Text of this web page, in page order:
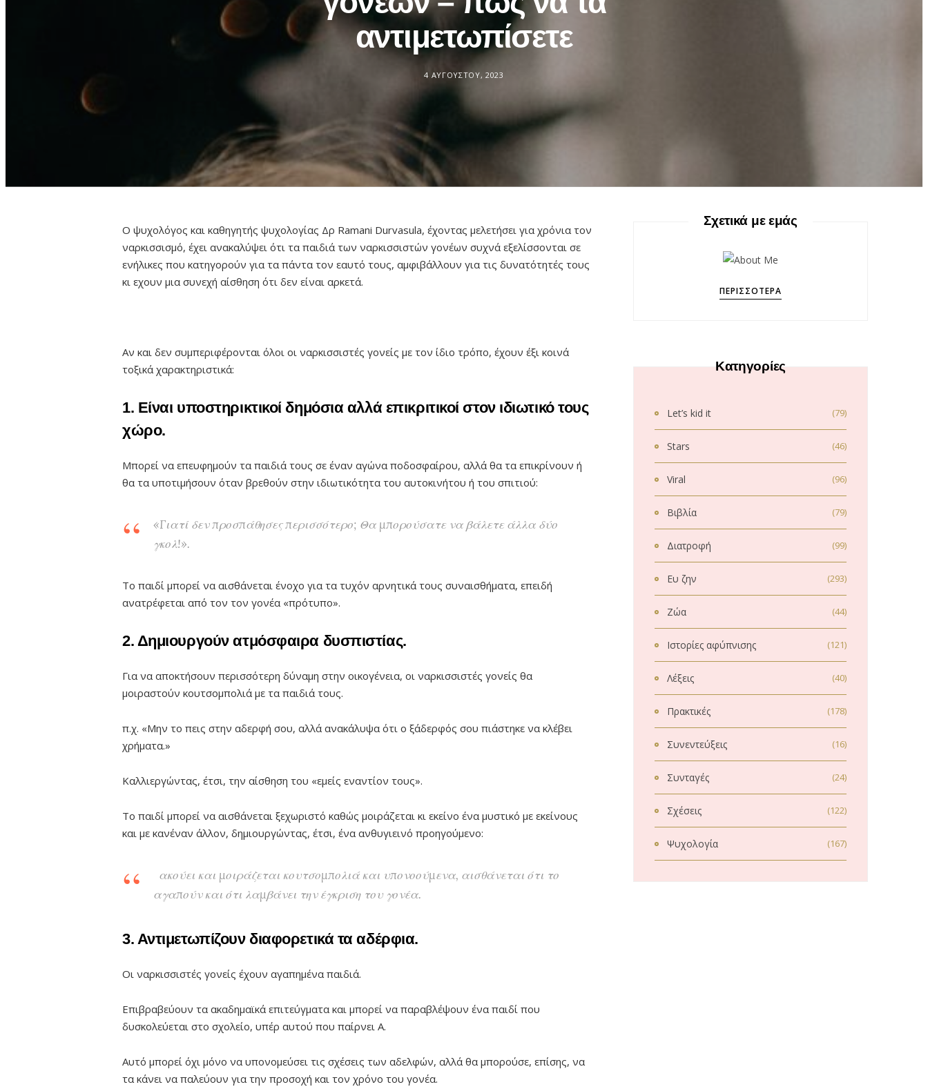
αντιμετωπίσετε
4 ΑΥΓΟΎΣΤΟΥ, 2023
Ο ψυχολόγος και καθηγητής ψυχολογίας Δρ Ramani Durvasula, έχοντας μελετήσει για χρόνια τον
ναρκισσισμό, έχει ανακαλύψει ότι τα παιδιά των ναρκισσιστών γονέων συχνά εξελίσσονται σε
ενήλικες που κατηγορούν για τα πάντα τον εαυτό τους, αμφιβάλλουν για τις δυνατότητές τους
κι εχουν μια συνεχή αίσθηση ότι δεν είναι αρκετά.
Αν και δεν συμπεριφέρονται όλοι οι ναρκισσιστές γονείς με τον ίδιο τρόπο, έχουν έξι κοινά
τοξικά χαρακτηριστικά:
1. Είναι υποστηρικτικοί δημόσια αλλά επικριτικοί στον ιδιωτικό τους
χώρο.
Μπορεί να επευφημούν τα παιδιά τους σε έναν αγώνα ποδοσφαίρου, αλλά θα τα επικρίνουν ή
θα τα υποτιμήσουν όταν βρεθούν στην ιδιωτικότητα του αυτοκινήτου ή του σπιτιού:
«Γιατί δεν προσπάθησες περισσότερο; Θα μπορούσατε να βάλετε άλλα δύο
γκολ!».
Το παιδί μπορεί να αισθάνεται ένοχο για τα τυχόν αρνητικά τους συναισθήματα, επειδή
ανατρέφεται από τον τον γονέα «πρότυπο».
2. Δημιουργούν ατμόσφαιρα δυσπιστίας.
Για να αποκτήσουν περισσότερη δύναμη στην οικογένεια, οι ναρκισσιστές γονείς θα
μοιραστούν κουτσομπολιά με τα παιδιά τους.
π.χ. «Μην το πεις στην αδερφή σου, αλλά ανακάλυψα ότι ο ξάδερφός σου πιάστηκε να κλέβει
χρήματα.»
Καλλιεργώντας, έτσι, την αίσθηση του «εμείς εναντίον τους».
Το παιδί μπορεί να αισθάνεται ξεχωριστό καθώς μοιράζεται κι εκείνο ένα μυστικό με εκείνους
και με κανέναν άλλον, δημιουργώντας, έτσι, ένα ανθυγιεινό προηγούμενο:
ακούει και μοιράζεται κουτσομπολιά και υπονοούμενα, αισθάνεται ότι το
αγαπούν και ότι λαμβάνει την έγκριση του γονέα.
3. Αντιμετωπίζουν διαφορετικά τα αδέρφια.
Οι ναρκισσιστές γονείς έχουν αγαπημένα παιδιά.
Επιβραβεύουν τα ακαδημαϊκά επιτεύγματα και μπορεί να παραβλέψουν ένα παιδί που
δυσκολεύεται στο σχολείο, υπέρ αυτού που παίρνει Α.
Αυτό μπορεί όχι μόνο να υπονομεύσει τις σχέσεις των αδελφών, αλλά θα μπορούσε, επίσης, να
τα κάνει να παλεύουν για την προσοχή και τον χρόνο του γονέα.
Σχετικά με εμάς
ΠΕΡΙΣΣΌΤΕΡΑ
Κατηγορίες
Let’s kid it (79)
Stars (46)
Viral (96)
Βιβλία (79)
Διατροφή (99)
Ευ ζην (293)
Ζώα (44)
Ιστορίες αφύπνισης (121)
Λέξεις (40)
Πρακτικές (178)
Συνεντεύξεις (16)
Συνταγές (24)
Σχέσεις (122)
Ψυχολογία (167)